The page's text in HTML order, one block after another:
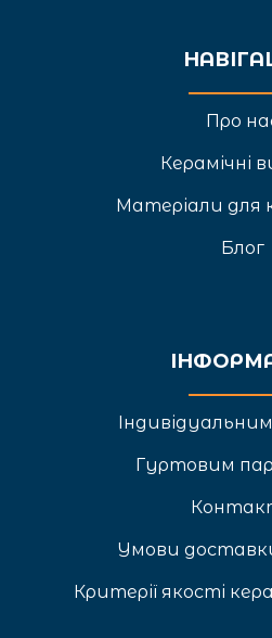
Про
Керамічні
Матеріали для
Блог
Гуртовим
Умови
Критерії якості